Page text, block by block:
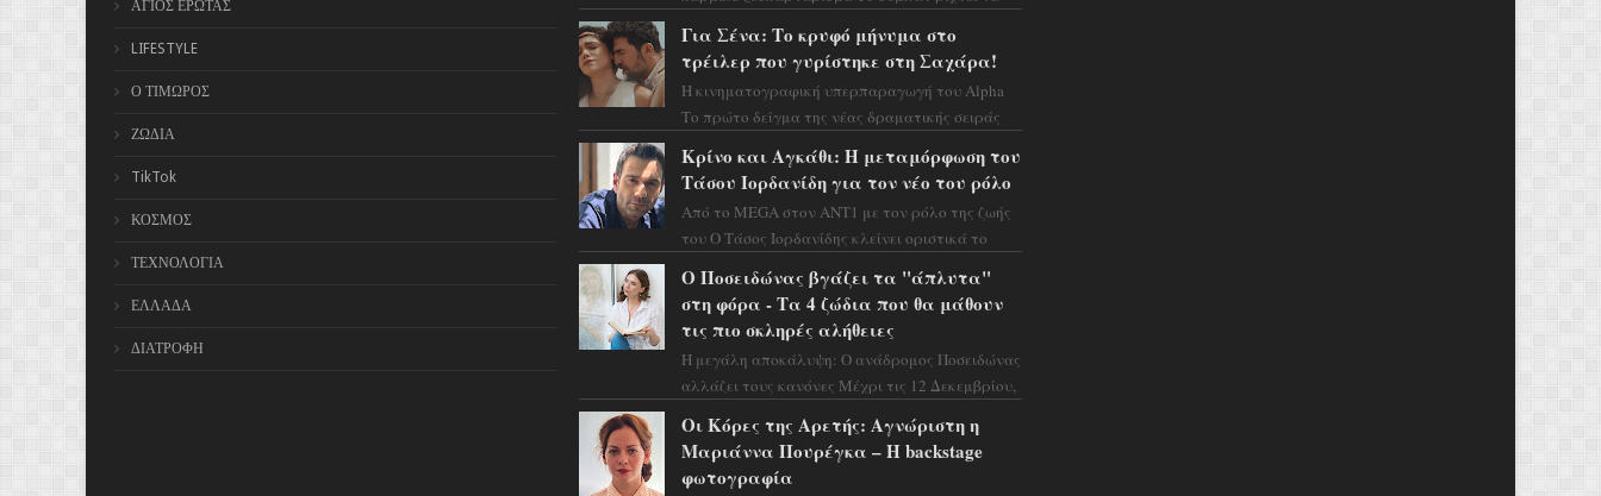
ΑΓΙΟΣ ΕΡΩΤΑΣ
LIFESTYLE
Ο ΤΙΜΩΡΟΣ
ΖΩΔΙΑ
TikTok
ΚΟΣΜΟΣ
ΤΕΧΝΟΛΟΓΙΑ
ΕΛΛΑΔΑ
ΔΙΑΤΡΟΦΗ
προειδοποιεί: οι σελην...
Για Σένα: Το κρυφό μήνυμα στο
τρέιλερ που γυρίστηκε στη Σαχάρα!
Η κινηματογραφική υπερπαραγωγή του Alpha
Το πρώτο δείγμα της νέας δραματικής σειράς
κάθε π...
Κρίνο και Αγκάθι: Η μεταμόρφωση του
Τάσου Ιορδανίδη για τον νέο του ρόλο
Από το MEGA στον ΑΝΤ1 με τον ρόλο της ζωής
του Ο Τάσος Ιορδανίδης κλείνει οριστικά το
Μόνο» ...
Ο Ποσειδώνας βγάζει τα "άπλυτα"
στη φόρα - Τα 4 ζώδια που θα μάθουν
τις πιο σκληρές αλήθειες
Η μεγάλη αποκάλυψη: Ο ανάδρομος Ποσειδώνας
αλλάζει τους κανόνες Μέχρι τις 12 Δεκεμβρίου,
μυστηρίου ...
Οι Κόρες της Αρετής: Αγνώριστη η
Μαριάννα Πουρέγκα – H backstage
φωτογραφία